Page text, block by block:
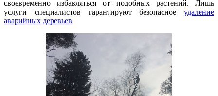
своевременно избавляться от подобных растений. Лишь
услуги специалистов гарантируют безопасное удаление
аварийных деревьев.